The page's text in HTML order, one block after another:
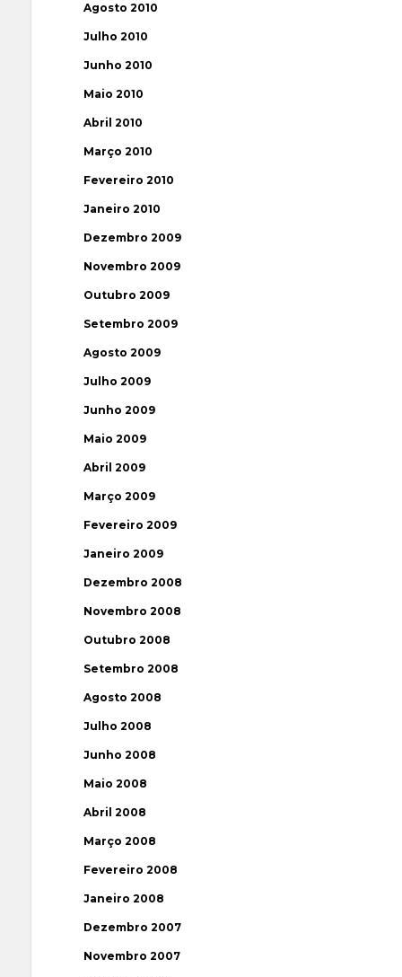
Agosto 2010
Julho 2010
Junho 2010
Maio 2010
Abril 2010
Março 2010
Fevereiro 2010
Janeiro 2010
Dezembro 2009
Novembro 2009
Outubro 2009
Setembro 2009
Agosto 2009
Julho 2009
Junho 2009
Maio 2009
Abril 2009
Março 2009
Fevereiro 2009
Janeiro 2009
Dezembro 2008
Novembro 2008
Outubro 2008
Setembro 2008
Agosto 2008
Julho 2008
Junho 2008
Maio 2008
Abril 2008
Março 2008
Fevereiro 2008
Janeiro 2008
Dezembro 2007
Novembro 2007